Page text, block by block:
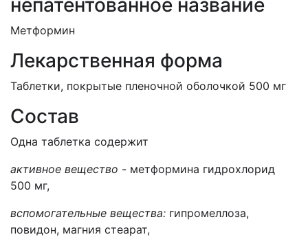
непатентованное название
Метформин
Лекарственная форма
Таблетки, покрытые пленочной оболочкой 500 мг
Состав
Одна таблетка содержит
активное вещество - метформина гидрохлорид
500 мг,
вспомогательные вещества: гипромеллоза,
повидон, магния стеарат,